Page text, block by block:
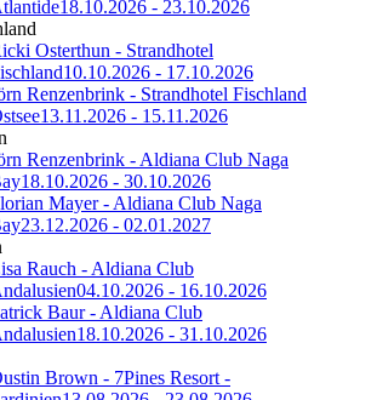
18.10.2026 - 23.10.2026
Osterthun - Strandhotel
10.10.2026 - 17.10.2026
Renzenbrink - Strandhotel Fischland
13.11.2026 - 15.11.2026
Renzenbrink - Aldiana Club Naga
18.10.2026 - 30.10.2026
Mayer - Aldiana Club Naga
23.12.2026 - 02.01.2027
Rauch - Aldiana Club
04.10.2026 - 16.10.2026
Baur - Aldiana Club
18.10.2026 - 31.10.2026
Brown - 7Pines Resort -